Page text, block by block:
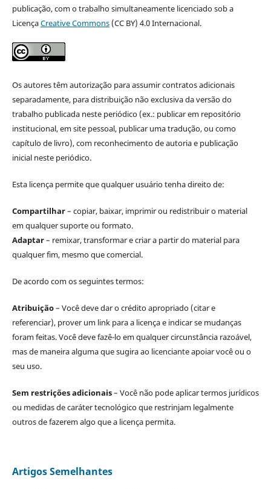
publicação, com o trabalho simultaneamente licenciado sob a
LicençaCreative Commons(CC BY) 4.0 Internacional.
Os autores têm autorização para assumir contratos adicionais
separadamente, para distribuição não exclusiva da versão do
trabalho publicada neste periódico (ex.: publicar em repositório
institucional, em site pessoal, publicar uma tradução, ou como
capítulo de livro), com reconhecimento de autoria e publicação
inicial neste periódico.
Esta licença permite que qualquer usuário tenha direito de:
Compartilhar– copiar, baixar, imprimir ou redistribuir o material
em qualquer suporte ou formato.
Adaptar– remixar, transformar e criar a partir do material para
qualquer fim, mesmo que comercial.
De acordo com os seguintes termos:
Atribuição– Você deve dar o crédito apropriado (citar e
referenciar), prover um link para a licença e indicar se mudanças
foram feitas. Você deve fazê-lo em qualquer circunstância razoável,
mas de maneira alguma que sugira ao licenciante apoiar você ou o
seu uso.
Sem restrições adicionais– Você não pode aplicar termos jurídicos
ou medidas de caráter tecnológico que restrinjam legalmente
outros de fazerem algo que a licença permita.
Artigos Semelhantes